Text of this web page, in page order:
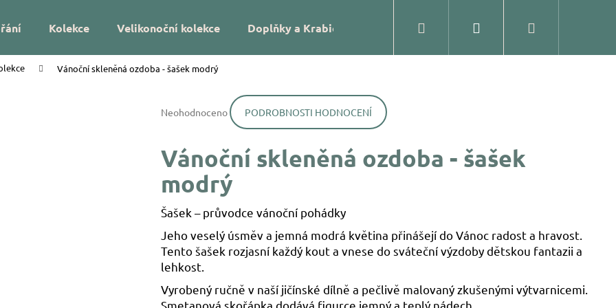
Kolekce Velikonoční kolekce Doplňky a Krabičky Prodejna Kontakty Blog
Přihlášení
Vánoční skleněná ozdoba - šašek modrý
hodnocení
0,0
5
hvězdiček.
Neohodnoceno PODROBNOSTI HODNOCENÍ
Vánoční skleněná ozdoba - šašek
modrý
Šašek – průvodce vánoční pohádky
Jeho veselý úsměv a jemná modrá květina přinášejí do Vánoc radost a hravost.
Tento šašek rozjasní každý kout a vnese do sváteční výzdoby dětskou fantazii a
lehkost.
Vyrobený ručně v naší jičínské dílně a pečlivě malovaný zkušenými výtvarnicemi.
Smetanová skořápka dodává figurce jemný a teplý nádech.
Co potřebujete najít?
HLEDAT
OZDOBA SE JMÉNEM – HVĚZDIČKY
VÁNOČNÍ SKLENĚNÁ OZDOBA – KOULE
UKRYTÉ LÍSTKY